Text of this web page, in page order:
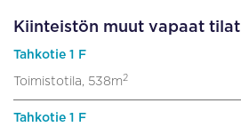
Kiinteistön muut vapaat tilat
Tahkotie 1 F
Toimistotila, 538m 2
Tahkotie 1 F